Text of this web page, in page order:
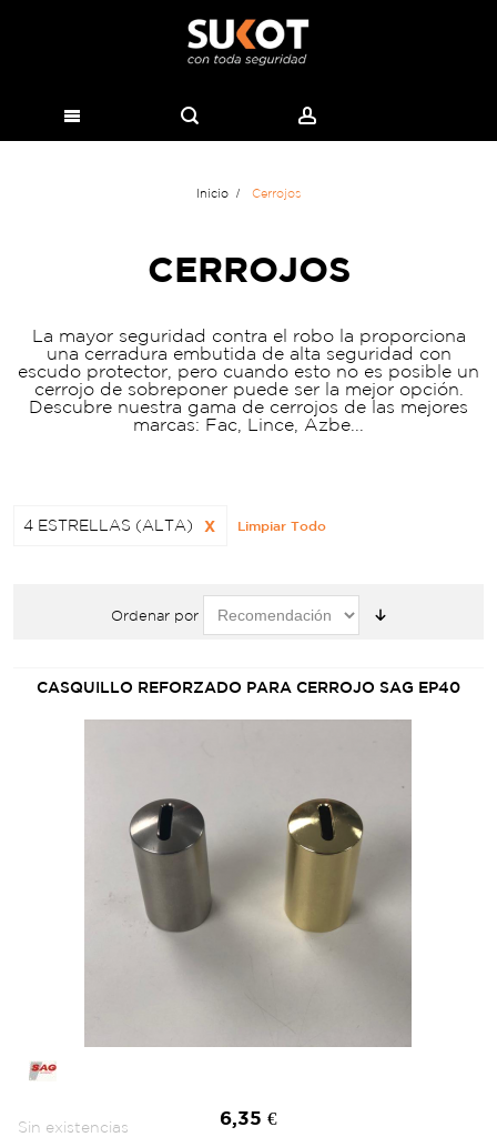
Inicio Cerrojos
CERROJOS
La mayor seguridad contra el robo la proporciona
una cerradura embutida de alta seguridad con
escudo protector, pero cuando esto no es posible un
cerrojo de sobreponer puede ser la mejor opción.
Descubre nuestra gama de cerrojos de las mejores
marcas: Fac, Lince, Azbe...
4 ESTRELLAS (ALTA) X Limpiar Todo
Ordenar por
CASQUILLO REFORZADO PARA CERROJO SAG EP40
6,35 €
Sin existencias